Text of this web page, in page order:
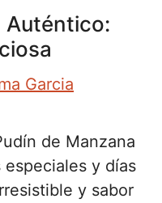
Auténtico:
Garcia
de Manzana
y días
y sabor